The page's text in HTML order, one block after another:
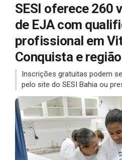
SESI oferece 260
de EJA com
profissional em
Conquista e região
Inscrições gratuitas podem
pelo site do SESI Bahia ou